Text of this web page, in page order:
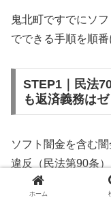
鬼北町ですでにソ
でできる手順を順番
STEP1｜民法
も返済義務はゼ
ソフト闇金を含む
違反（民法第90条
に該当するため、
ホーム